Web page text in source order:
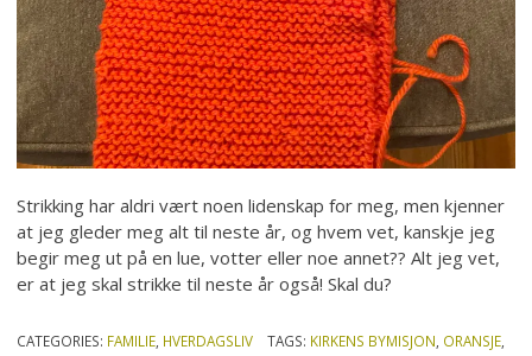
Strikking har aldri vært noen lidenskap for meg, men kjenner
at jeg gleder meg alt til neste år, og hvem vet, kanskje jeg
begir meg ut på en lue, votter eller noe annet?? Alt jeg vet,
er at jeg skal strikke til neste år også! Skal du?
CATEGORIES: FAMILIE, HVERDAGSLIV TAGS: KIRKENS BYMISJON, ORANSJE,